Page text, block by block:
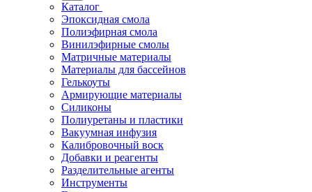
Каталог
Эпоксидная смола
Полиэфирная смола
Винилэфирные смолы
Матричные материалы
Материалы для бассейнов
Гелькоуты
Армирующие материалы
Силиконы
Полиуретаны и пластики
Вакуумная инфузия
Калибровочный воск
Добавки и реагенты
Разделительные агенты
Инструменты